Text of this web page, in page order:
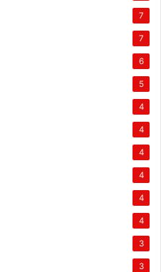
7
7
6
5
4
4
4
4
4
4
3
3